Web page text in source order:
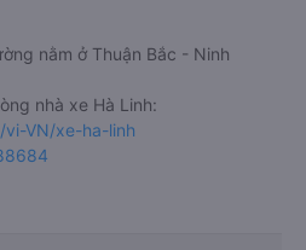
nằm ở Thuận Bắc - Ninh
nhà xe Hà Linh:
VN/xe-ha-linh